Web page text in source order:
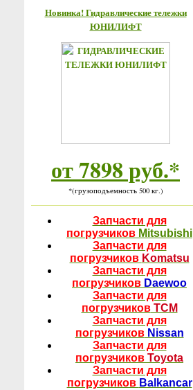
Новинка! Гидравлические тележки
ЮНИЛИФТ
от 7898 руб.*
*(грузоподъемность 500 кг.)
Запчасти для
погрузчиков Mitsubishi
Запчасти для
погрузчиков Komatsu
Запчасти для
погрузчиков Daewoo
Запчасти для
погрузчиковTCM
Запчасти для
погрузчиковNissan
Запчасти для
погрузчиков Toyota
Запчасти для
погрузчиков Balkancar